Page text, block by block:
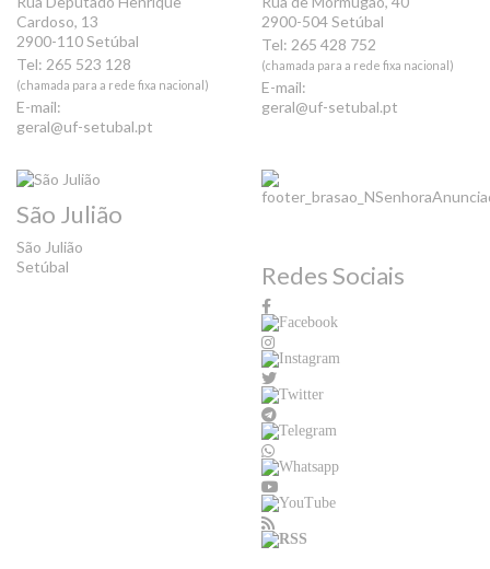
Cardoso, 13
2900-110 Setúbal
Tel: 265 523 128
(chamada para a rede fixa nacional)
E-mail:
geral@uf-setubal.pt
2900-504 Setúbal
Tel: 265 428 752
(chamada para a rede fixa nacional)
E-mail:
geral@uf-setubal.pt
São Julião
São Julião
Setúbal
Redes Sociais